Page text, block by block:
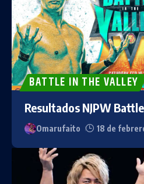
BATTLE IN THE VALLEY
Resultados NJPW
Omarufaito 18 de